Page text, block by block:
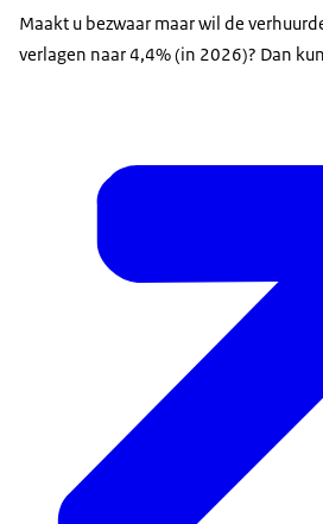
Maakt u bezwaar maar wil de
verlagen naar 4,4% (in 2026)? Dan